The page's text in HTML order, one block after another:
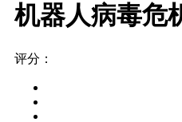
机器人病毒危
评分：